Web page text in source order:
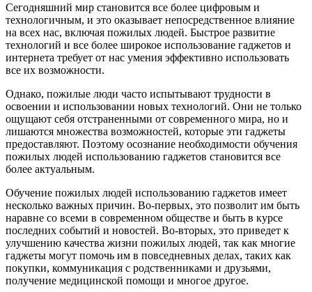
Сегодняшний мир становится все более цифровым и
технологичным, и это оказывает непосредственное влияние
на всех нас, включая пожилых людей. Быстрое развитие
технологий и все более широкое использование гаджетов и
интернета требует от нас умения эффективно использовать
все их возможности.
Однако, пожилые люди часто испытывают трудности в
освоении и использовании новых технологий. Они не только
ощущают себя отстраненными от современного мира, но и
лишаются множества возможностей, которые эти гаджеты
предоставляют. Поэтому осознание необходимости обучения
пожилых людей использованию гаджетов становится все
более актуальным.
Обучение пожилых людей использованию гаджетов имеет
несколько важных причин. Во-первых, это позволит им быть
наравне со всеми в современном обществе и быть в курсе
последних событий и новостей. Во-вторых, это приведет к
улучшению качества жизни пожилых людей, так как многие
гаджеты могут помочь им в повседневных делах, таких как
покупки, коммуникация с родственниками и друзьями,
получение медицинской помощи и многое другое.